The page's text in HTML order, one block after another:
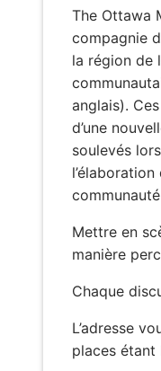
The Ottawa
compagnie
la région de
anglais).
d’une
soulevés
Mettre en
manière
Chaque
L’adresse
places étant